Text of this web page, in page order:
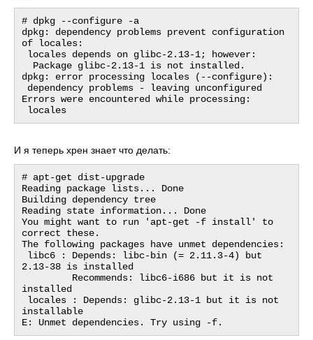
# dpkg --configure -a
dpkg: dependency problems prevent configuration
of locales:
dpkg: error processing locales (--configure):
Errors were encountered while processing:
И я теперь хрен знает что делать:
# apt-get dist-upgrade
Reading package lists... Done
Building dependency tree
Reading state information... Done
You might want to run 'apt-get -f install' to
correct these.
The following packages have unmet dependencies:
2.13-38 is installed
installed
installable